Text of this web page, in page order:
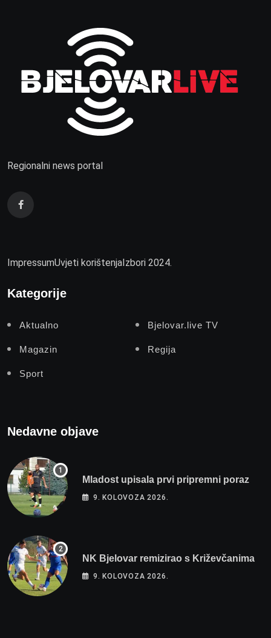
Regionalni news portal
ImpressumUvjeti korištenjaIzbori 2024.
Kategorije
Aktualno Bjelovar.live TV
Magazin Regija
Sport
Nedavne objave
Mladost upisala prvi pripremni poraz
9. KOLOVOZA 2026.
NK Bjelovar remizirao s Križevčanima
9. KOLOVOZA 2026.